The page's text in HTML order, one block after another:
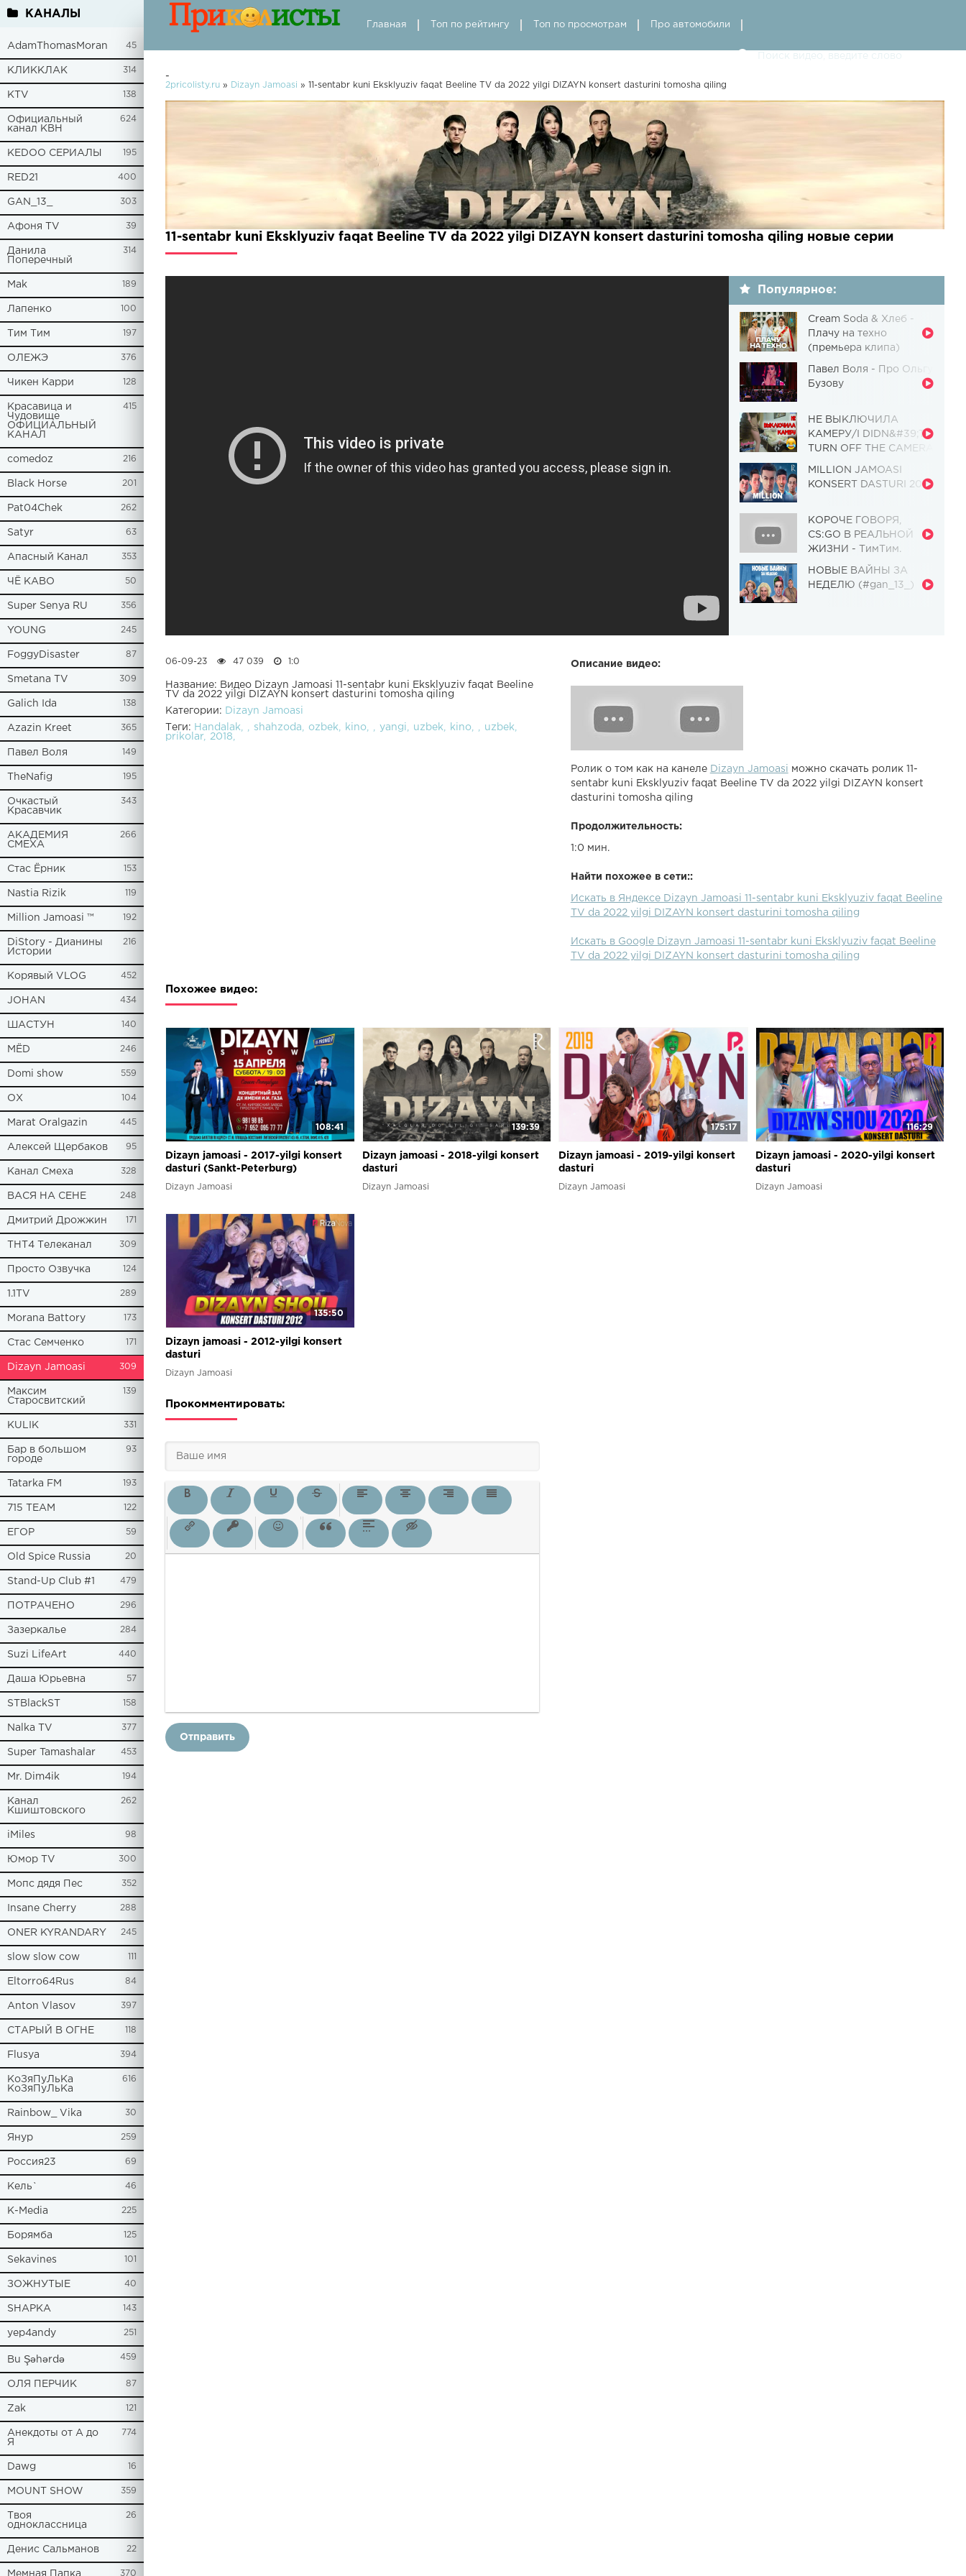
КАНАЛЫ
AdamThomasMoran 45
КЛИККЛАК 314
KTV 138
Официальный
канал КВН
624
KEDOO СЕРИАЛЫ 195
RED21 400
GAN_13_ 303
Афоня TV 39
Данила
Поперечный
314
Mak 189
Лапенко 100
Tим Тим 197
ОЛЕЖЭ 376
Чикен Карри 128
Красавица и
Чудовище
ОФИЦИАЛЬНЫЙ
КАНАЛ
415
comedoz 216
Black Horse 201
Pat04Chek 262
Satyr 63
Апасный Канал 353
ЧЁ КАВО 50
Super Senya RU 356
YOUNG 245
FoggyDisaster 87
Smetana TV 309
Galich Ida 138
Azazin Kreet 365
Павел Воля 149
TheNafig 195
Очкастый
Красавчик
343
АКАДЕМИЯ
СМЕХА
266
Стас Ёрник 153
Nastia Rizik 119
Million Jamoasi ™ 192
DiStory - Дианины
Истории
216
Корявый VLOG 452
JOHAN 434
ШАСТУН 140
МЁD 246
Domi show 559
ОХ 104
Marat Oralgazin 445
Алексей Щербаков 95
Канал Смеха 328
ВАСЯ НА СЕНЕ 248
Дмитрий Дрожжин 171
ТНТ4 Телеканал 309
Просто Озвучка 124
1.1TV 289
Morana Battory 173
Стас Семченко 171
Dizayn Jamoasi 309
Максим
Старосвитский
139
KULIK 331
Бар в большом
городе
93
Tatarka FM 193
715 TEAM 122
ЕГОР 59
Old Spice Russia 20
Stand-Up Club #1 479
ПОТРАЧЕНО 296
Зазеркалье 284
Suzi LifeArt 440
Даша Юрьевна 57
STBlackST 158
Nalka TV 377
Super Tamashalar 453
Mr. Dim4ik 194
Канал
Кшиштовского
262
iMiles 98
Юмор TV 300
Мопс дядя Пес 352
Insane Cherry 288
ONER KYRANDARY 245
slow slow cow 111
Eltorro64Rus 84
Anton Vlasov 397
СТАРЫЙ В ОГНЕ 118
Flusya 394
КоЗяПуЛьКа
КоЗяПуЛьКа
616
Rainbow_ Vika 30
Янур 259
Россия23 69
Кель` 46
К-Media 225
Борямба 125
Sekavines 101
ЗОЖНУТЫЕ 40
SHAPKA 143
yep4andy 251
Bu Şəhərdə 459
ОЛЯ ПЕРЧИК 87
Zak 121
Анекдоты от А до
Я
774
Dawg 16
MOUNT SHOW 359
Твоя
одноклассница
26
Денис Сальманов 22
Мемная Папка 370
Главная Топ по рейтингу Топ по просмотрам Про автомобили
-
2pricolisty.ru » Dizayn Jamoasi » 11-sentabr kuni Eksklyuziv faqat Beeline TV da 2022 yilgi DIZAYN konsert dasturini tomosha qiling
11-sentabr kuni Eksklyuziv faqat Beeline TV da 2022 yilgi DIZAYN konsert dasturini tomosha qiling новые серии
Популярное:
Cream Soda & Хлеб -
Плачу на техно
(премьера клипа)
Павел Воля - Про Ольгу
Бузову
НЕ ВЫКЛЮЧИЛА
КАМЕРУ/I DIDN&#39;T
TURN OFF THE CAMERA
Чудовище] (Выпуск 110)
MILLION JAMOASI
KONSERT DASTURI 2019
КОРОЧЕ ГОВОРЯ,
CS:GO В РЕАЛЬНОЙ
ЖИЗНИ - ТимТим.
НОВЫЕ ВАЙНЫ ЗА
НЕДЕЛЮ (#gan_13_)
Описание видео:
Ролик о том как на канеле Dizayn Jamoasi можно скачать ролик 11-
sentabr kuni Eksklyuziv faqat Beeline TV da 2022 yilgi DIZAYN konsert
dasturini tomosha qiling
Продолжительность:
1:0 мин.
Найти похожее в сети::
Искать в Яндексе Dizayn Jamoasi 11-sentabr kuni Eksklyuziv faqat Beeline
TV da 2022 yilgi DIZAYN konsert dasturini tomosha qiling
Искать в Google Dizayn Jamoasi 11-sentabr kuni Eksklyuziv faqat Beeline
TV da 2022 yilgi DIZAYN konsert dasturini tomosha qiling
06-09-23 47 039 1:0
Название: Видео Dizayn Jamoasi 11-sentabr kuni Eksklyuziv faqat Beeline
TV da 2022 yilgi DIZAYN konsert dasturini tomosha qiling
Категории:
Dizayn Jamoasi
Теги: Handalak shahzoda ozbek kino yangi uzbek kino
uzbek
prikolar
2018
Похожее видео:
108:41
Dizayn jamoasi - 2017-yilgi konsert
dasturi (Sankt-Peterburg)
Dizayn Jamoasi
139:39
Dizayn jamoasi - 2018-yilgi konsert
dasturi
Dizayn Jamoasi
175:17
Dizayn jamoasi - 2019-yilgi konsert
dasturi
Dizayn Jamoasi
116:29
Dizayn jamoasi - 2020-yilgi konsert
dasturi
Dizayn Jamoasi
135:50
Dizayn jamoasi - 2012-yilgi konsert
dasturi
Dizayn Jamoasi
Прокомментировать:
Отправить